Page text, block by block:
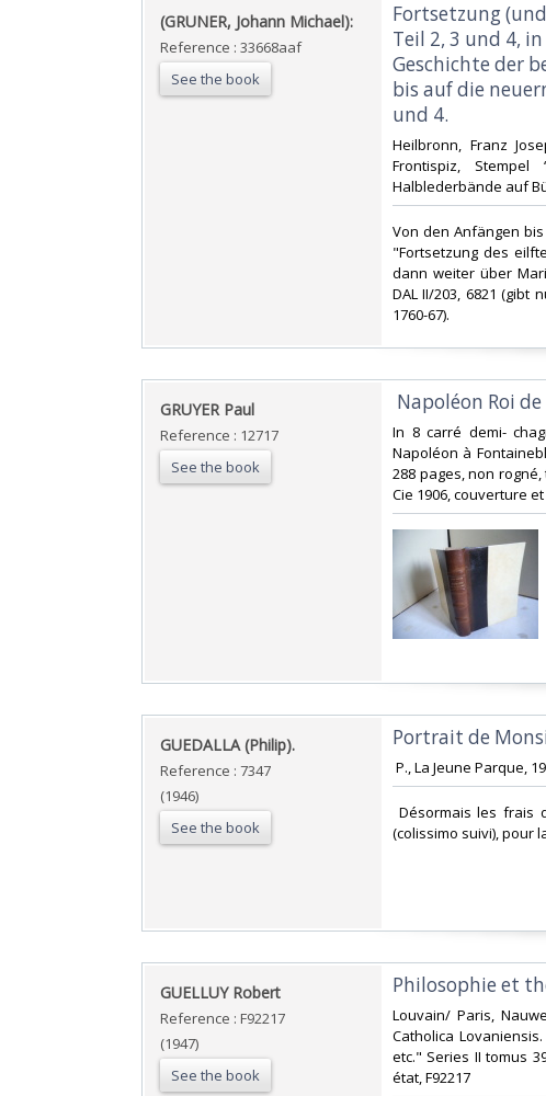
‎(GRUNER, Johann Michael): ‎
Reference : 33668aaf
See the book
‎Fortsetzung
Teil 2, 3 und 4,
Geschichte der
bis auf die
und 4. ‎
‎Heilbronn, Franz
Frontispiz, Stempel
Halblederbände auf
‎Von den Anfängen
"Fortsetzung des
dann weiter über
DAL II/203, 6821 (gibt
1760-67). ‎
‎GRUYER Paul ‎
Reference : 12717
See the book
Napoléon Roi de
‎In 8 carré demi-
Napoléon à
288 pages, non
Cie 1906, couverture
‎GUEDALLA (Philip).‎
Reference : 7347
(1946)
See the book
‎Portrait de
P., La Jeune Parque,
Désormais les
(colissimo suivi), pour
‎GUELLUY Robert‎
Reference : F92217
(1947)
See the book
‎Philosophie et
‎Louvain/ Paris,
Catholica
etc." Series II tomus
état, F92217‎